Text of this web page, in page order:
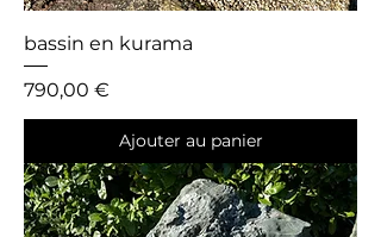
bassin en kurama
Prix
790,00 €
Ajouter au panier